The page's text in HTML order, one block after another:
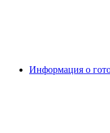
Информация о